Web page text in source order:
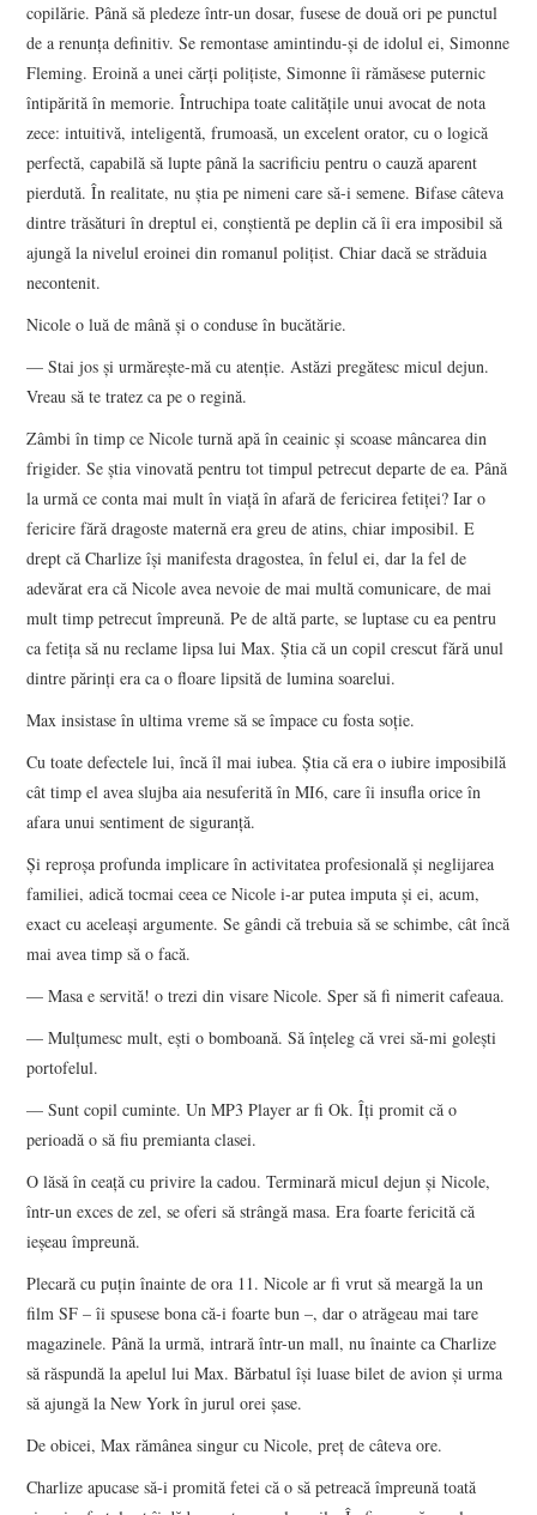
copilărie. Până să pledeze într-un dosar, fusese de două ori pe punctul
de a renunţa definitiv. Se remontase amintindu-şi de idolul ei, Simonne
Fleming. Eroină a unei cărţi poliţiste, Simonne îi rămăsese puternic
întipărită în memorie. Întruchipa toate calităţile unui avocat de nota
zece: intuitivă, inteligentă, frumoasă, un excelent orator, cu o logică
perfectă, capabilă să lupte până la sacrificiu pentru o cauză aparent
pierdută. În realitate, nu ştia pe nimeni care să-i semene. Bifase câteva
dintre trăsături în dreptul ei, conştientă pe deplin că îi era imposibil să
ajungă la nivelul eroinei din romanul poliţist. Chiar dacă se străduia
necontenit.
Nicole o luă de mână şi o conduse în bucătărie.
— Stai jos şi urmăreşte-mă cu atenţie. Astăzi pregătesc micul dejun.
Vreau să te tratez ca pe o regină.
Zâmbi în timp ce Nicole turnă apă în ceainic şi scoase mâncarea din
frigider. Se ştia vinovată pentru tot timpul petrecut departe de ea. Până
la urmă ce conta mai mult în viaţă în afară de fericirea fetiţei? Iar o
fericire fără dragoste maternă era greu de atins, chiar imposibil. E
drept că Charlize îşi manifesta dragostea, în felul ei, dar la fel de
adevărat era că Nicole avea nevoie de mai multă comunicare, de mai
mult timp petrecut împreună. Pe de altă parte, se luptase cu ea pentru
ca fetiţa să nu reclame lipsa lui Max. Ştia că un copil crescut fără unul
dintre părinţi era ca o floare lipsită de lumina soarelui.
Max insistase în ultima vreme să se împace cu fosta soţie.
Cu toate defectele lui, încă îl mai iubea. Ştia că era o iubire imposibilă
cât timp el avea slujba aia nesuferită în MI6, care îi insufla orice în
afara unui sentiment de siguranţă.
Şi reproşa profunda implicare în activitatea profesională şi neglijarea
familiei, adică tocmai ceea ce Nicole i-ar putea imputa şi ei, acum,
exact cu aceleaşi argumente. Se gândi că trebuia să se schimbe, cât încă
mai avea timp să o facă.
— Masa e servită! o trezi din visare Nicole. Sper să fi nimerit cafeaua.
— Mulţumesc mult, eşti o bomboană. Să înţeleg că vrei să-mi goleşti
portofelul.
— Sunt copil cuminte. Un MP3 Player ar fi Ok. Îţi promit că o
perioadă o să fiu premianta clasei.
O lăsă în ceaţă cu privire la cadou. Terminară micul dejun şi Nicole,
într-un exces de zel, se oferi să strângă masa. Era foarte fericită că
ieşeau împreună.
Plecară cu puţin înainte de ora 11. Nicole ar fi vrut să meargă la un
film SF – îi spusese bona că-i foarte bun –, dar o atrăgeau mai tare
magazinele. Până la urmă, intrară într-un mall, nu înainte ca Charlize
să răspundă la apelul lui Max. Bărbatul îşi luase bilet de avion şi urma
să ajungă la New York în jurul orei şase.
De obicei, Max rămânea singur cu Nicole, preţ de câteva ore.
Charlize apucase să-i promită fetei că o să petreacă împreună toată